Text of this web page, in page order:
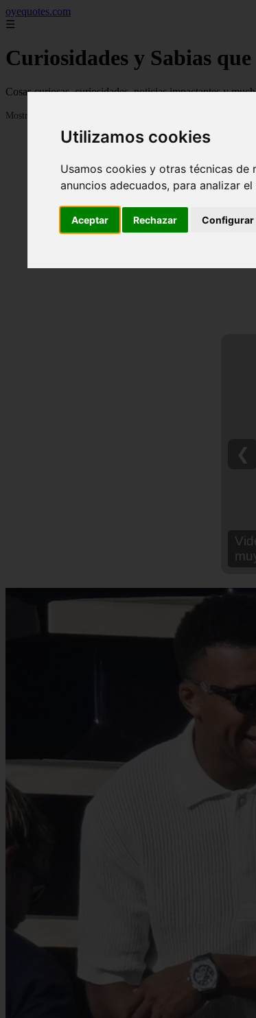
Utilizamos cookies
Usamos cookies y otras técnicas
anuncios adecuados, para analizar
Aceptar Rechazar Configurar
oyequotes.com
☰
Curiosidades y Sabias que
Cosas curiosas, curiosidades, noticias impactantes y
Mostrando 1 - 24 de 2833 artículos
❮